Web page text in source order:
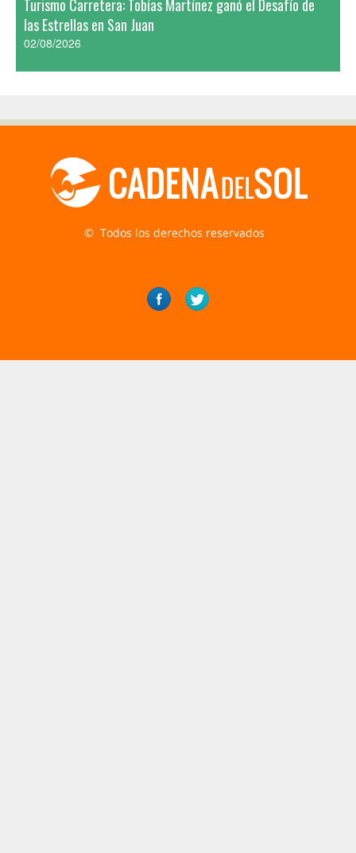
Turismo Carretera: Tobías Martínez ganó el Desafío de
las Estrellas en San Juan
02/08/2026